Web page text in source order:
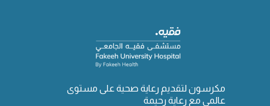
مكرسون لتقديم رعاية صحية على مستوى
عالمي مع رعاية رحيمة